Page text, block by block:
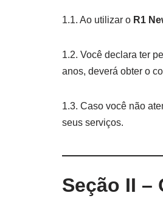
1.1. Ao utilizar o R1
1.2. Você declara ter
anos, deverá obter o
1.3. Caso você não
seus serviços.
Seção II –